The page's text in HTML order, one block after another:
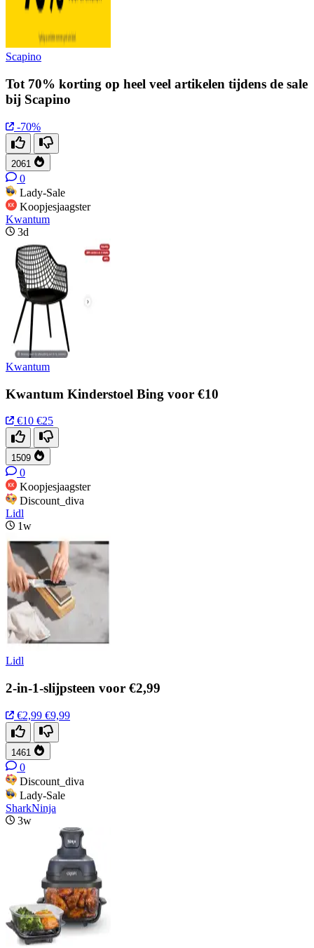
Scapino
Tot 70% korting op heel veel artikelen tijdens de sale
bij Scapino
-70%
2061
0
Lady-Sale
Koopjesjaagster
Kwantum
3d
Kwantum
Kwantum Kinderstoel Bing voor €10
€10 €25
1509
0
Koopjesjaagster
Discount_diva
Lidl
1w
Lidl
2-in-1-slijpsteen voor €2,99
€2,99 €9,99
1461
0
Discount_diva
Lady-Sale
SharkNinja
3w